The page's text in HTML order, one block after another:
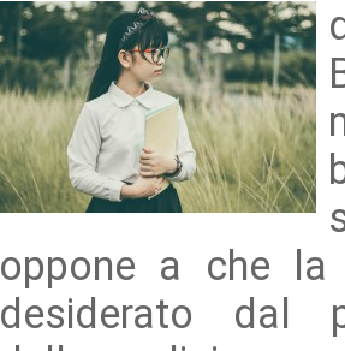
oppone a che
desiderato dal